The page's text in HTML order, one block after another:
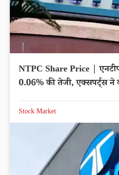
NTPC Share Price |
0.06% की तेजी, एक्सपर्ट्स
Stock Market